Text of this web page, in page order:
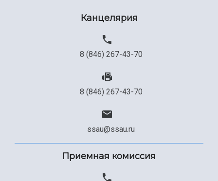
Канцелярия
8 (846) 267-43-70
8 (846) 267-43-70
ssau@ssau.ru
Приемная комиссия